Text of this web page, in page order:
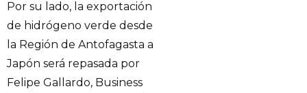
Por su lado, la exportación
de hidrógeno verde desde
la Región de Antofagasta a
Japón será repasada por
Felipe Gallardo, Business